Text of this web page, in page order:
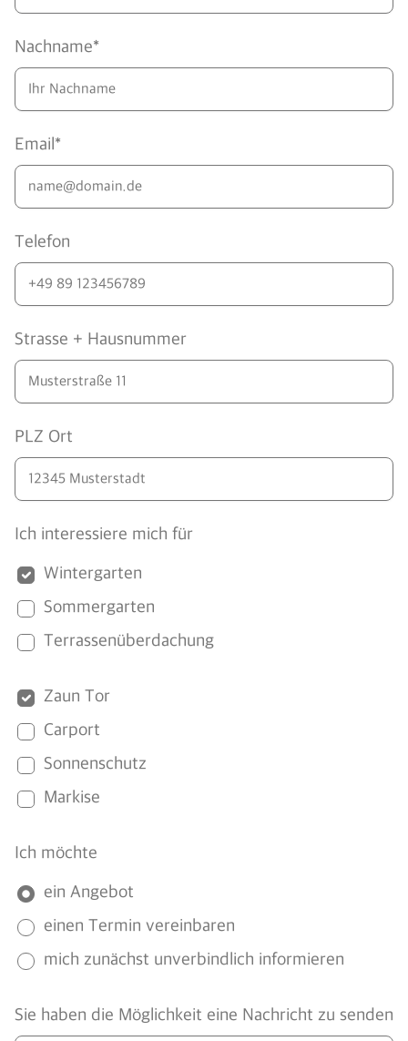
Nachname*
Email*
Telefon
Strasse + Hausnummer
PLZ Ort
Ich interessiere mich für
Wintergarten
Sommergarten
Terrassenüberdachung
Zaun Tor
Carport
Sonnenschutz
Markise
Ich möchte
ein Angebot
einen Termin vereinbaren
mich zunächst unverbindlich informieren
Sie haben die Möglichkeit eine Nachricht zu senden